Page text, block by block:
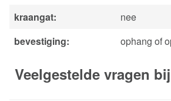
kraangat
nee
bevestiging
ophang of
Veelgestelde vragen